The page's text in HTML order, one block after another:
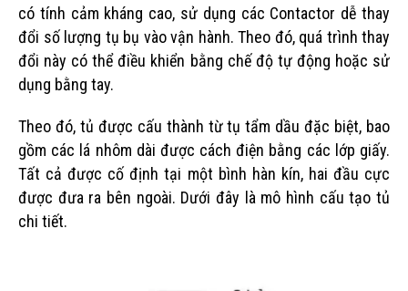
có tính cảm kháng cao, sử dụng các Contactor dễ thay
đổi số lượng tụ bụ vào vận hành. Theo đó, quá trình thay
đổi này có thể điều khiển bằng chế độ tự động hoặc sử
dụng bằng tay.
Theo đó, tủ được cấu thành từ tụ tẩm dầu đặc biệt, bao
gồm các lá nhôm dài được cách điện bằng các lớp giấy.
Tất cả được cố định tại một bình hàn kín, hai đầu cực
được đưa ra bên ngoài. Dưới đây là mô hình cấu tạo tủ
chi tiết.